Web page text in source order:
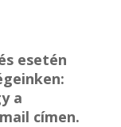
esetén
a
címen.